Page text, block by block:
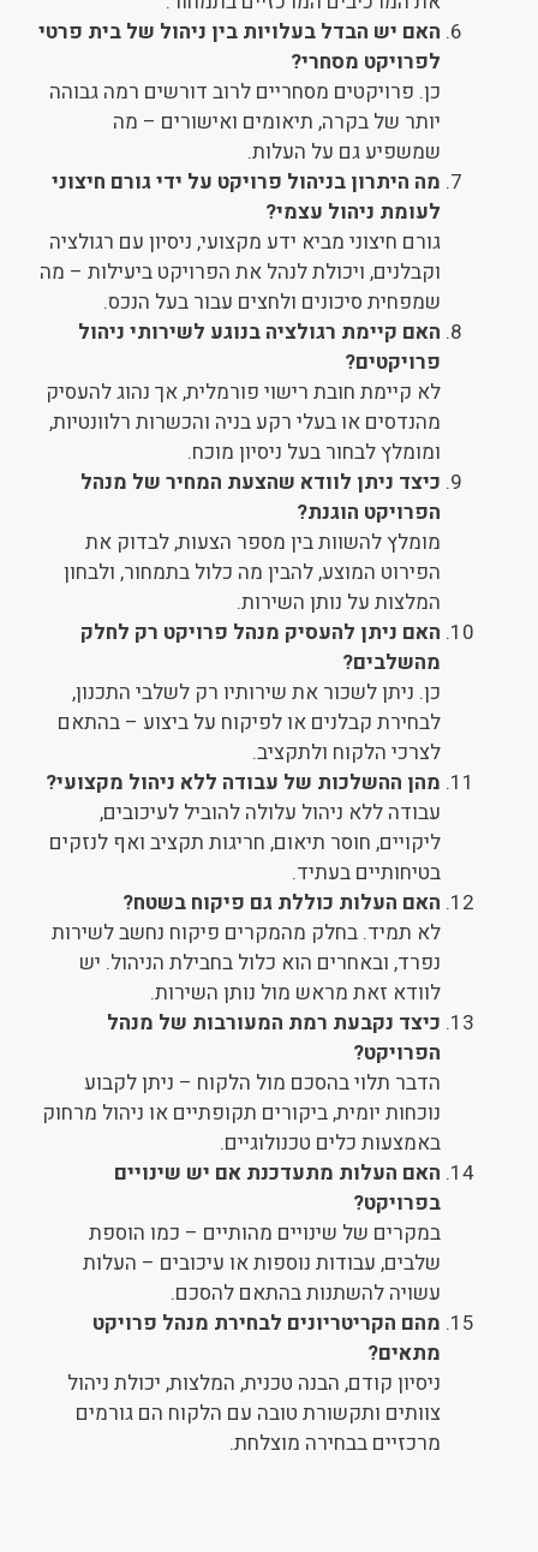
האם יש הבדל בעלויות בין ניהול של בית פרטי
לפרויקט מסחרי?
כן. פרויקטים מסחריים לרוב דורשים רמה גבוהה
יותר של בקרה, תיאומים ואישורים – מה
שמשפיע גם על העלות.
מה היתרון בניהול פרויקט על ידי גורם חיצוני
לעומת ניהול עצמי?
גורם חיצוני מביא ידע מקצועי, ניסיון עם רגולציה
וקבלנים, ויכולת לנהל את הפרויקט ביעילות – מה
שמפחית סיכונים ולחצים עבור בעל הנכס.
האם קיימת רגולציה בנוגע לשירותי ניהול
פרויקטים?
לא קיימת חובת רישוי פורמלית, אך נהוג להעסיק
מהנדסים או בעלי רקע בניה והכשרות רלוונטיות,
ומומלץ לבחור בעל ניסיון מוכח.
כיצד ניתן לוודא שהצעת המחיר של מנהל
הפרויקט הוגנת?
מומלץ להשוות בין מספר הצעות, לבדוק את
הפירוט המוצע, להבין מה כלול בתמחור, ולבחון
המלצות על נותן השירות.
האם ניתן להעסיק מנהל פרויקט רק לחלק
מהשלבים?
כן. ניתן לשכור את שירותיו רק לשלבי התכנון,
לבחירת קבלנים או לפיקוח על ביצוע – בהתאם
לצרכי הלקוח ולתקציב.
מהן ההשלכות של עבודה ללא ניהול מקצועי?
עבודה ללא ניהול עלולה להוביל לעיכובים,
ליקויים, חוסר תיאום, חריגות תקציב ואף לנזקים
בטיחותיים בעתיד.
האם העלות כוללת גם פיקוח בשטח?
לא תמיד. בחלק מהמקרים פיקוח נחשב לשירות
נפרד, ובאחרים הוא כלול בחבילת הניהול. יש
לוודא זאת מראש מול נותן השירות.
כיצד נקבעת רמת המעורבות של מנהל
הפרויקט?
הדבר תלוי בהסכם מול הלקוח – ניתן לקבוע
נוכחות יומית, ביקורים תקופתיים או ניהול מרחוק
באמצעות כלים טכנולוגיים.
האם העלות מתעדכנת אם יש שינויים
בפרויקט?
במקרים של שינויים מהותיים – כמו הוספת
שלבים, עבודות נוספות או עיכובים – העלות
עשויה להשתנות בהתאם להסכם.
מהם הקריטריונים לבחירת מנהל פרויקט
מתאים?
ניסיון קודם, הבנה טכנית, המלצות, יכולת ניהול
צוותים ותקשורת טובה עם הלקוח הם גורמים
מרכזיים בבחירה מוצלחת.